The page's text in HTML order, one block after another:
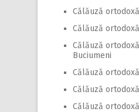
Călăuză
Călăuză
Călăuză
Buciumeni
Călăuză
Călăuză
Călăuză